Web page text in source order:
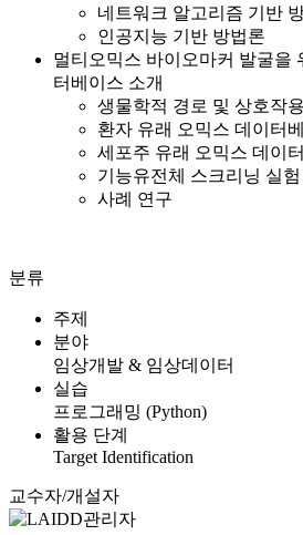
네트워크 알고리즘 기반
인공지능 기반 방법론
멀티오믹스 바이오마커 발굴을
터베이스 소개
생물학적 경로 및 상호작
환자 유래 오믹스 데이터
세포주 유래 오믹스 데이
기능유전체 스크리닝 실
사례 연구
분류
주제
분야
임상개발 & 임상데이터
실습
프로그래밍 (Python)
활용 단계
Target Identification
교수자/개설자